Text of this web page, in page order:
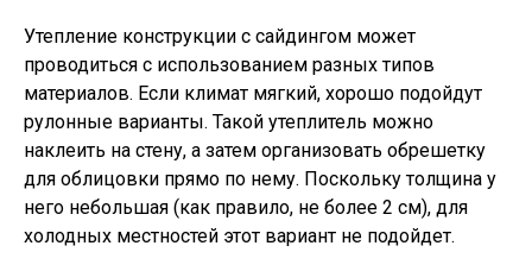
Утепление конструкции с сайдингом может
проводиться с использованием разных типов
материалов. Если климат мягкий, хорошо подойдут
рулонные варианты. Такой утеплитель можно
наклеить на стену, а затем организовать обрешетку
для облицовки прямо по нему. Поскольку толщина у
него небольшая (как правило, не более 2 см), для
холодных местностей этот вариант не подойдет.